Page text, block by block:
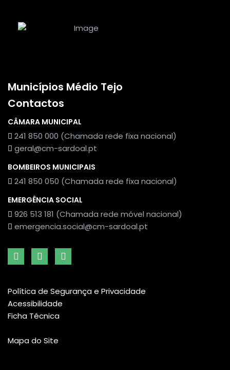
Municípios Médio Tejo
Contactos
CÂMARA MUNICIPAL
241 850 000 (Chamada rede fixa nacional)
geral@cm-sardoal.pt
BOMBEIROS MUNICIPAIS
241 850 050 (Chamada rede fixa nacional)
EMERGÊNCIA SOCIAL
926 513 181 (Chamada rede móvel nacional)
emergencia.social@cm-sardoal.pt
Política de Segurança e Privacidade
Acessibilidade
Ficha Técnica
Mapa do Site